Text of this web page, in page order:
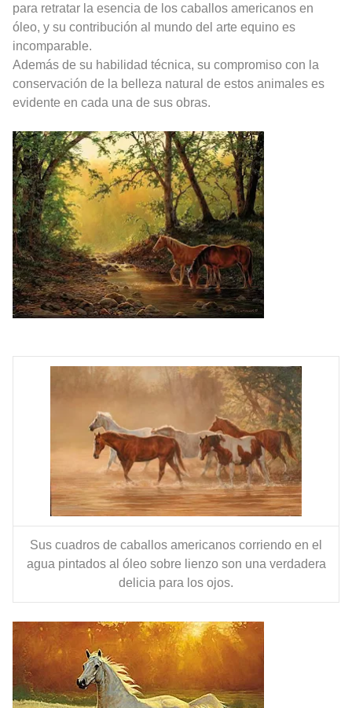
para retratar la esencia de los caballos americanos en
óleo, y su contribución al mundo del arte equino es
incomparable.
Además de su habilidad técnica, su compromiso con la
conservación de la belleza natural de estos animales es
evidente en cada una de sus obras.
Sus cuadros de caballos americanos corriendo en el
agua pintados al óleo sobre lienzo son una verdadera
delicia para los ojos.